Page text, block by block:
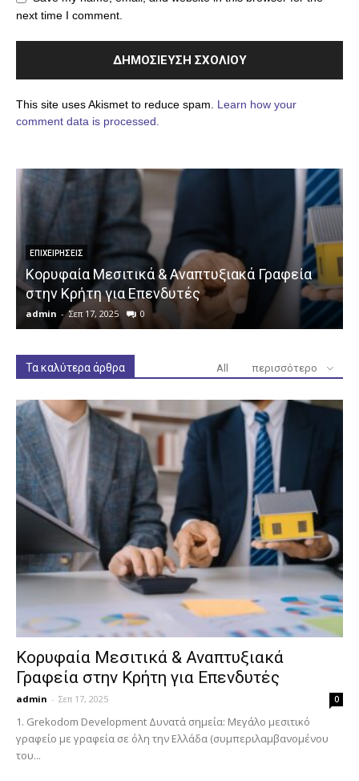
next time I comment.
This site uses Akismet to reduce spam. Learn how your
comment data is processed.
ΕΠΙΧΕΙΡΉΣΕΙΣ
Κορυφαία Μεσιτικά & Αναπτυξιακά Γραφεία
στην Κρήτη για Επενδυτές
admin - Σεπ 17, 2025 0
Τα καλύτερα άρθρα All περισσότερο
Κορυφαία Μεσιτικά & Αναπτυξιακά
Γραφεία στην Κρήτη για Επενδυτές
admin - Σεπ 17, 2025 0
1. Grekodom Development Δυνατά σημεία: Μεγάλο μεσιτικό
γραφείο με γραφεία σε όλη την Ελλάδα (συμπεριλαμβανομένου
του...